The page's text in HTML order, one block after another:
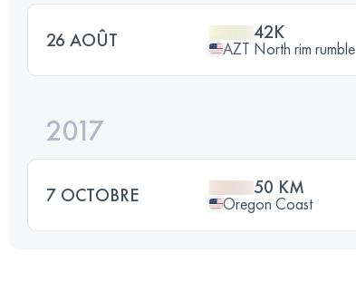
26 AOÛT 42K
AZT North rim rumble
2017
7 OCTOBRE 50 KM
Oregon Coast